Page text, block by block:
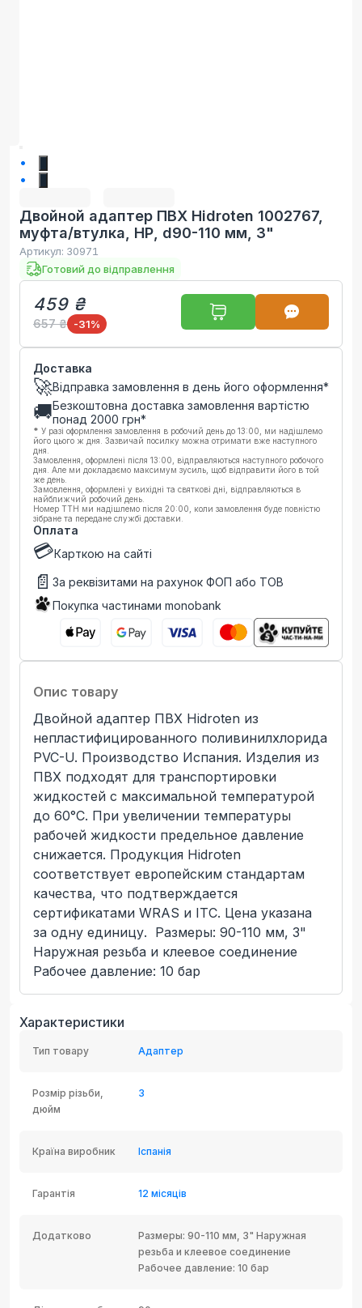
Двойной адаптер ПВХ Hidroten 1002767,
муфта/втулка, НР, d90-110 мм, 3"
Артикул: 30971
Готовий до відправлення
459 ₴
657 ₴ -31%
Доставка
🚀Відправка замовлення в день його оформлення*
🚚Безкоштовна доставка замовлення вартістю
понад 2000 грн*
* У разі оформлення замовлення в робочий день до 13:00, ми надішлемо
його цього ж дня. Зазвичай посилку можна отримати вже наступного
дня.
Замовлення, оформлені після 13:00, відправляються наступного робочого
дня. Але ми докладаємо максимум зусиль, щоб відправити його в той
же день.
Замовлення, оформлені у вихідні та святкові дні, відправляються в
найближчий робочий день.
Номер ТТН ми надішлемо після 20:00, коли замовлення буде повністю
зібране та передане службі доставки.
Оплата
💳Карткою на сайті
📄 За реквізитами на рахунок ФОП або ТОВ
Покупка частинами monobank
Опис товару
Двойной адаптер ПВХ Hidroten из
непластифицированного поливинилхлорида
PVC-U. Производство Иcпания. Изделия из
ПВХ подходят для транспортировки
жидкостей с максимальной температурой
до 60°C. При увеличении температуры
рабочей жидкости предельное давление
снижается. Продукция Hidroten
соответствует европейским стандартам
качества, что подтверждается
сертификатами WRAS и ITC. Цена указана
за одну единицу. Размеры: 90-110 мм, 3"
Наружная резьба и клеевое соединение
Рабочее давление: 10 бар
Характеристики
Тип товару Адаптер
Розмір різьби,
дюйм
3
Країна виробник Іспанія
Гарантія 12 місяців
Додатково
Размеры: 90-110 мм, 3" Наружная
резьба и клеевое соединение
Рабочее давление: 10 бар